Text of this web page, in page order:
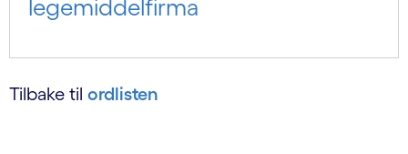
legemiddelfirma
Tilbake til ordlisten